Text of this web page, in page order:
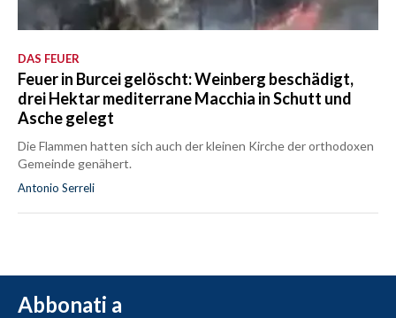
DAS FEUER
Feuer in Burcei gelöscht: Weinberg beschädigt,
drei Hektar mediterrane Macchia in Schutt und
Asche gelegt
Die Flammen hatten sich auch der kleinen Kirche der orthodoxen
Gemeinde genähert.
Antonio Serreli
Abbonati a